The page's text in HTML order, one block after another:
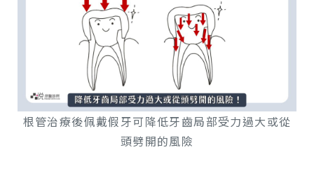
根管治療後佩戴假牙可降低牙齒局部受力過大或從
頭劈開的風險